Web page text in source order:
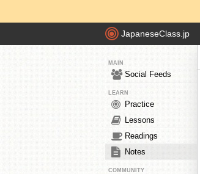
JapaneseClass.jp
MAIN
Social Feeds
LEARN
Practice
Lessons
Readings
Notes
COMMUNITY